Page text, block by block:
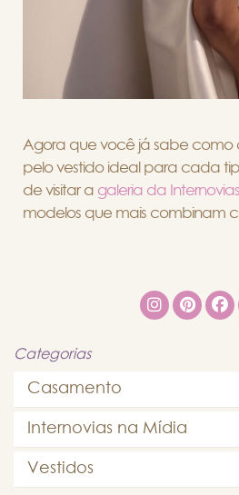
Agora que você já sabe
pelo vestido ideal para cada
de visitar a galeria da Internovias
modelos que mais combinam
Categorias
Casamento
Internovias na Mídia
Vestidos